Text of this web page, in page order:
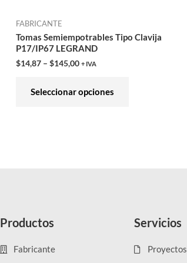
FABRICANTE
Tomas Semiempotrables Tipo Clavija
P17/IP67 LEGRAND
$14,87 – $145,00 + IVA
Seleccionar opciones
página
Productos
Fabricante
Servicios
Proyectos